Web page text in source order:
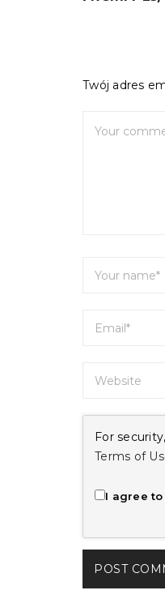
Twój adres
For
Terms of
I agree